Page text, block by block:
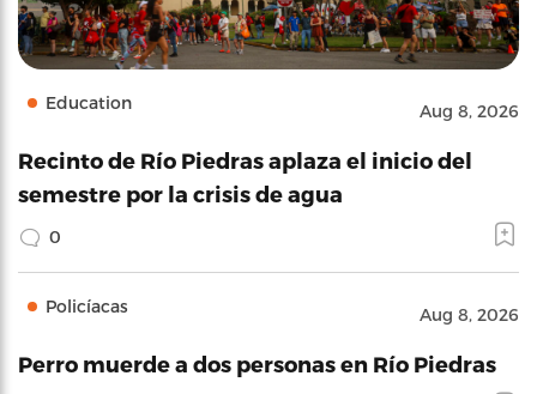
Education Aug 8, 2026
Recinto de Río Piedras aplaza el inicio del
semestre por la crisis de agua
0
Policíacas Aug 8, 2026
Perro muerde a dos personas en Río Piedras